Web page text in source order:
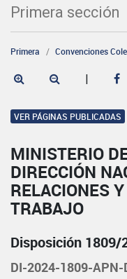
Primera sección
Primera Convenciones
|
VER PÁGINAS PUBLICADAS
MINISTERIO
DIRECCIÓN
RELACIONES
TRABAJO
Disposición 1809/
DI-2024-1809-APN-